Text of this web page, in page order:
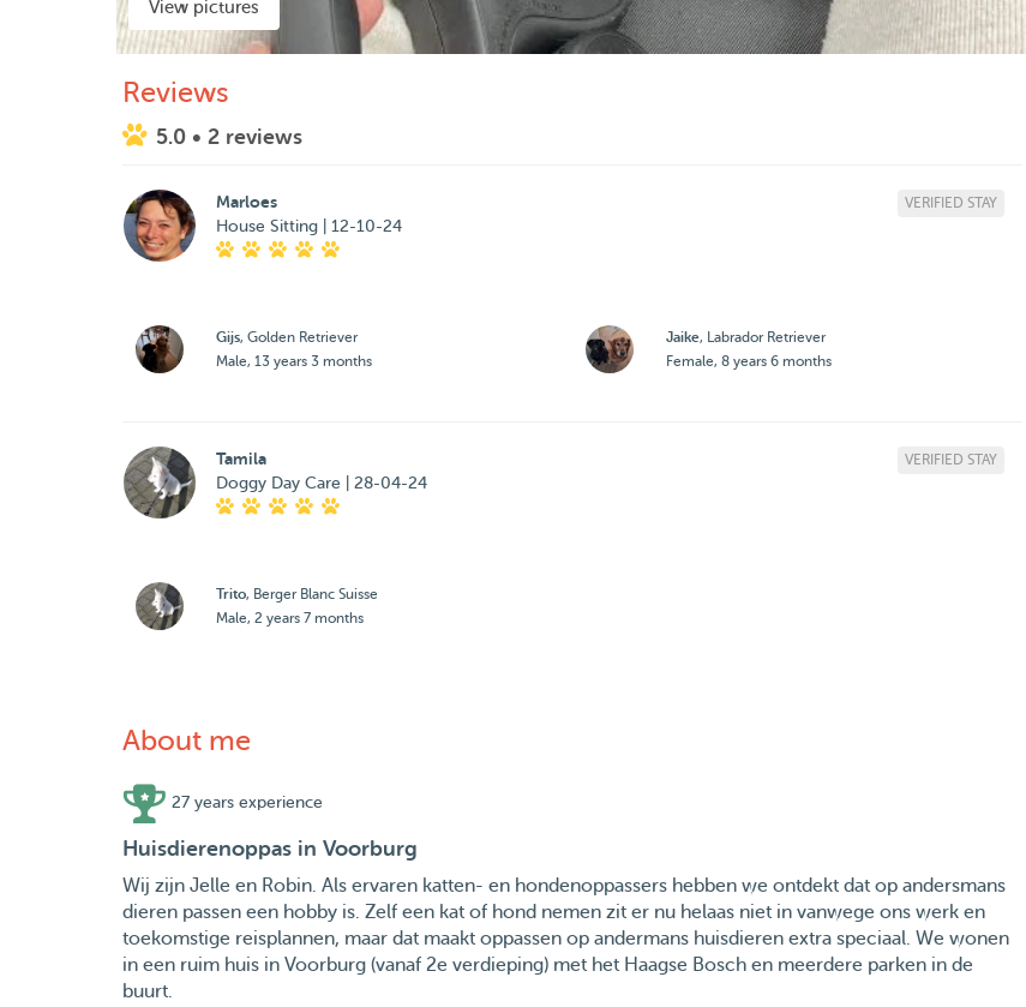
View pictures
Reviews
5.0 • 2 reviews
Marloes
House Sitting | 12-10-24
VERIFIED STAY
Gijs, Golden Retriever
Male, 13 years 3 months
Jaike, Labrador Retriever
Female, 8 years 6 months
Tamila
Doggy Day Care | 28-04-24
VERIFIED STAY
Trito, Berger Blanc Suisse
Male, 2 years 7 months
About me
27 years experience
Huisdierenoppas in Voorburg
Wij zijn Jelle en Robin. Als ervaren katten- en hondenoppassers hebben we ontdekt dat op andersmans
dieren passen een hobby is. Zelf een kat of hond nemen zit er nu helaas niet in vanwege ons werk en
toekomstige reisplannen, maar dat maakt oppassen op andermans huisdieren extra speciaal. We wonen
in een ruim huis in Voorburg (vanaf 2e verdieping) met het Haagse Bosch en meerdere parken in de
buurt.